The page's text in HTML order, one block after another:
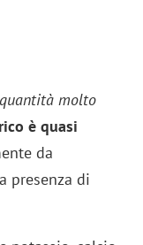
molto
è quasi
da
presenza di